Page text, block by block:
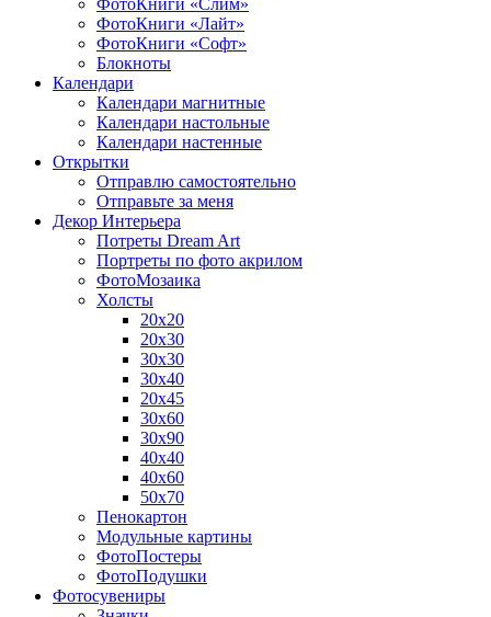
ФотоКниги «Лайт»
ФотоКниги «Софт»
Блокноты
Календари
Календари магнитные
Календари настольные
Календари настенные
Открытки
Отправлю самостоятельно
Отправьте за меня
Декор Интерьера
Потреты Dream Art
Портреты по фото акрилом
ФотоМозаика
Холсты
20х20
20х30
30х30
30х40
20х45
30х60
30х90
40х40
40х60
50х70
Пенокартон
Модульные картины
ФотоПостеры
ФотоПодушки
Фотоcувениры